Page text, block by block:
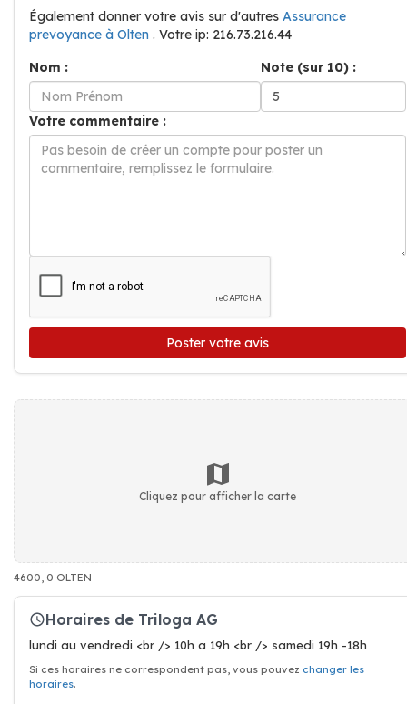
Également donner votre avis sur d'autres Assurance
prevoyance à Olten . Votre ip: 216.73.216.44
Nom :
Note (sur 10) :
Votre commentaire :
Poster votre avis
Cliquez pour afficher la carte
4600, 0 OLTEN
Horaires de Triloga AG
lundi au vendredi <br /> 10h a 19h <br /> samedi 19h -18h
Si ces horaires ne correspondent pas, vous pouvez changer les
horaires.